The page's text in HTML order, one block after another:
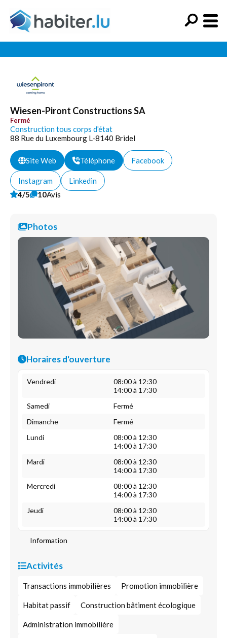
Wiesen-Piront Constructions SA
Fermé
Construction tous corps d'état
88 Rue du Luxembourg L-8140 Bridel
Site Web Téléphone Facebook
Instagram
Linkedin
4/5
10Avis
Photos
Horaires d'ouverture
Vendredi
08:00 à 12:30
14:00 à 17:30
Samedi
Fermé
Dimanche
Fermé
Lundi
08:00 à 12:30
14:00 à 17:30
Mardi
08:00 à 12:30
14:00 à 17:30
Mercredi
08:00 à 12:30
14:00 à 17:30
Jeudi
08:00 à 12:30
14:00 à 17:30
Information
Activités
Transactions immobilières Promotion immobilière
Habitat passif Construction bâtiment écologique
Administration immobilière